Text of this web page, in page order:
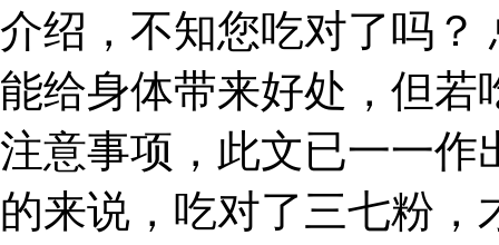
介绍，不知您吃对了吗？
能给身体带来好处，但若
注意事项，此文已一一作
的来说，吃对了三七粉